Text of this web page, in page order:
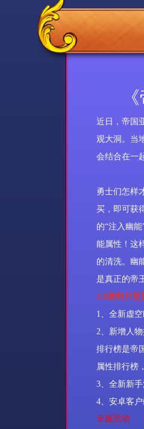
近日，帝国
观大洞。当
会结合在一
勇士们怎样
买，即可获
的“注入幽
能属性！这
的清洗。幽
是真正的帝
2.0资料片更
1、全新虚
2、新增人物
排行榜是帝
属性排行榜
3、全新新手
4、安卓客户
全服活动